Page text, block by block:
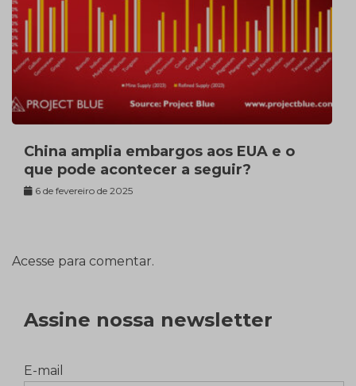
China amplia embargos aos EUA e o
que pode acontecer a seguir?
6 de fevereiro de 2025
Acesse para comentar.
Assine nossa newsletter
E-mail